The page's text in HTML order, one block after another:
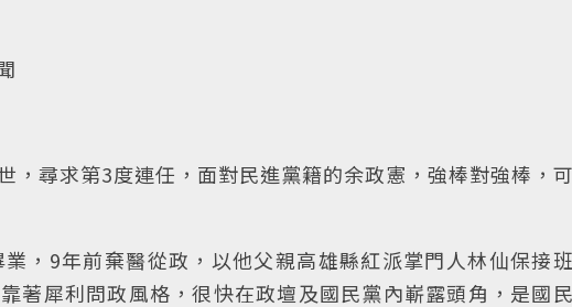
，尋求第3度連任，面對民進黨籍的余政憲，強棒對強棒，
，9年前棄醫從政，以他父親高雄縣紅派掌門人林仙保接
著犀利問政風格，很快在政壇及國民黨內嶄露頭角，是國